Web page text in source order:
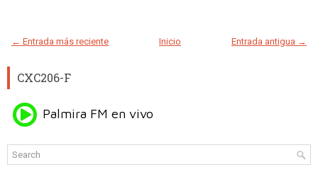
← Entrada más reciente Entrada antigua →
Inicio
CXC206-F